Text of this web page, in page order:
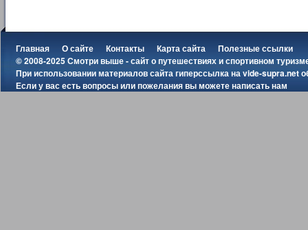
Главная О сайте Контакты Карта сайта
Полезные ссылки
© 2008-2025 Смотри выше - сайт о путешествиях и спортивном
При использовании материалов сайта гиперссылка наvide-supra.net
Если у вас есть вопросы или пожелания вы можетенаписать нам